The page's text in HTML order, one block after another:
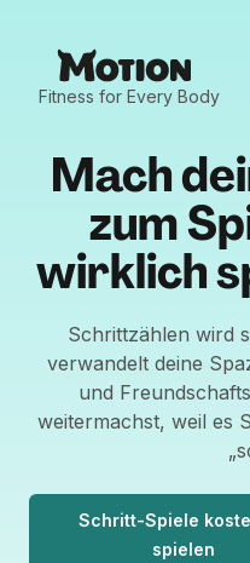
Fitness for Every Body
Mach
zum
wirklich
Schrittzählen wird
verwandelt deine
und
weitermachst, weil es
Schritt-Spiele
spielen